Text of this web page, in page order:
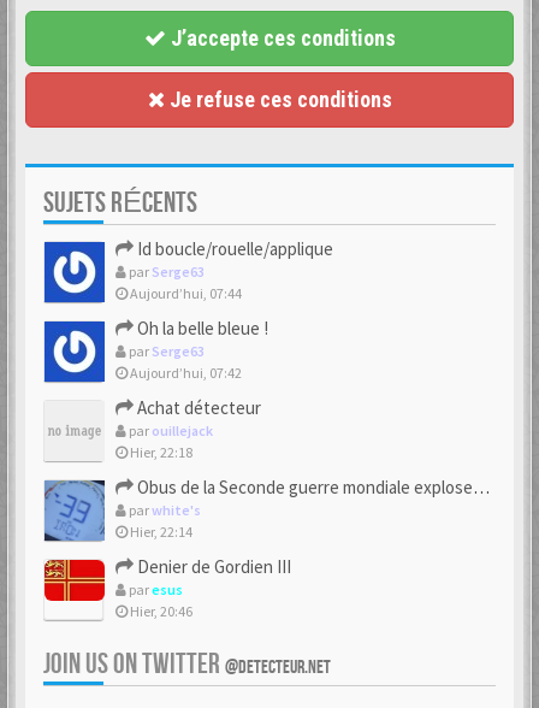
J’accepte ces conditions
Je refuse ces conditions
SUJETS RÉCENTS
Id boucle/rouelle/applique
par Serge63
Aujourd’hui, 07:44
Oh la belle bleue !
par Serge63
Aujourd’hui, 07:42
Achat détecteur
par ouillejack
Hier, 22:18
Obus de la Seconde guerre mondiale explosent dans des champs.
parwhite's
Hier, 22:14
Denier de Gordien III
paresus
Hier, 20:46
JOIN US ON TWITTER @DETECTEUR.NET